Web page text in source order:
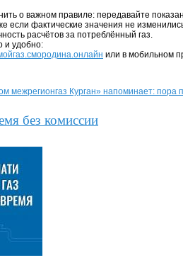
о важном правиле: передавайте
если фактические значения не
расчётов за потреблённый газ.
и удобно:
или в мобильном
межрегионгаз Курган» напоминает: пора
без комиссии